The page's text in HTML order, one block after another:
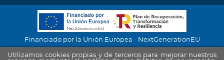
Utilizamos cookies propias y de terceros para mejorar nuestros
Financiado por la Unión Europea - NextGenerationEU